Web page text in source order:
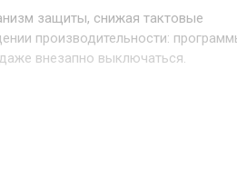
защиты, снижая тактовые
производительности:
внезапно выключаться.
шуму. Такой дискомфорт